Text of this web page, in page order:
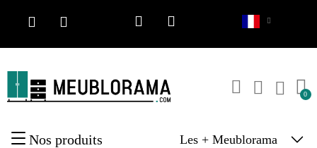
Nos produits Les + Meublorama